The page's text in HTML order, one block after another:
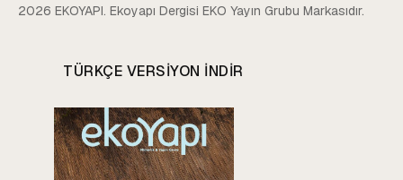
2026 EKOYAPI. Ekoyapı Dergisi EKO Yayın Grubu Markasıdır.
TÜRKÇE VERSIYON INDIR